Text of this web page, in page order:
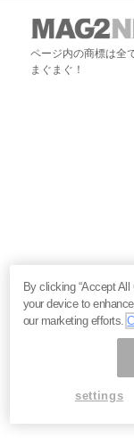
ページ内の商標は全
まぐまぐ！
By clicking “Accept
your device to
our marketing efforts.
settings